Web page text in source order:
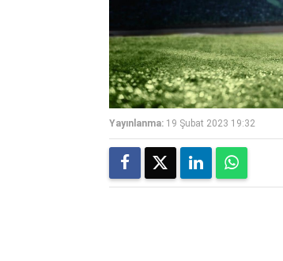
Yayınlanma: 19 Şubat 2023 19:32